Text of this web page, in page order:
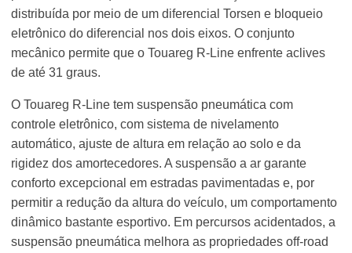
distribuída por meio de um diferencial Torsen e bloqueio
eletrônico do diferencial nos dois eixos. O conjunto
mecânico permite que o Touareg R-Line enfrente aclives
de até 31 graus.
O Touareg R-Line tem suspensão pneumática com
controle eletrônico, com sistema de nivelamento
automático, ajuste de altura em relação ao solo e da
rigidez dos amortecedores. A suspensão a ar garante
conforto excepcional em estradas pavimentadas e, por
permitir a redução da altura do veículo, um comportamento
dinâmico bastante esportivo. Em percursos acidentados, a
suspensão pneumática melhora as propriedades off-road